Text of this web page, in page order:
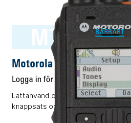
MTP3500
BÄRBART
Motorola MTP3500
Logga in för pris
Lättanvänd och pålitlig TETRA-
knappsats och display.